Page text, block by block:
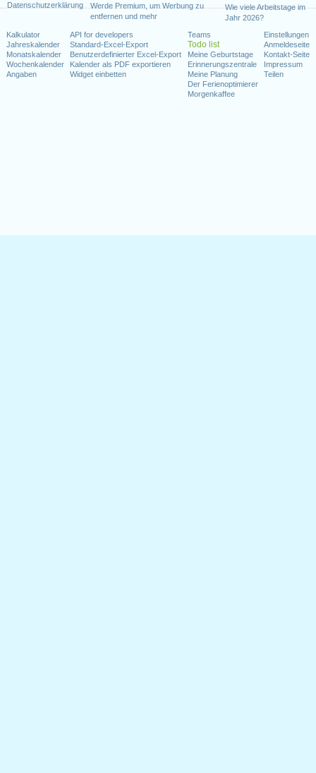
Datenschutzerklärung
Werde Premium, um Werbung zu
entfernen und mehr
Wie viele Arbeitstage im
Jahr 2026?
Kalkulator
Jahreskalender
Monatskalender
Wochenkalender
Angaben
API for developers
Standard-Excel-Export
Benutzerdefinierter Excel-Export
Kalender als PDF exportieren
Widget einbetten
Teams
Todo list
Meine Geburtstage
Erinnerungszentrale
Meine Planung
Der Ferienoptimierer
Morgenkaffee
Einstellungen
Anmeldeseite
Kontakt-Seite
Impressum
Teilen